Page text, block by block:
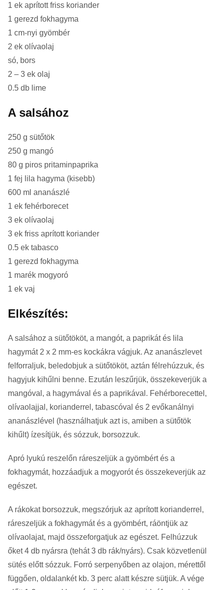
1 ek aprított friss koriander
1 gerezd fokhagyma
1 cm-nyi gyömbér
2 ek olívaolaj
só, bors
2 – 3 ek olaj
0.5 db lime
A salsához
250 g sütőtök
250 g mangó
80 g piros pritaminpaprika
1 fej lila hagyma (kisebb)
600 ml ananászlé
1 ek fehérborecet
3 ek olívaolaj
3 ek friss aprított koriander
0.5 ek tabasco
1 gerezd fokhagyma
1 marék mogyoró
1 ek vaj
Elkészítés:
A salsához a sütőtököt, a mangót, a paprikát és lila
hagymát 2 x 2 mm-es kockákra vágjuk. Az ananászlevet
felforraljuk, beledobjuk a sütőtököt, aztán félrehúzzuk, és
hagyjuk kihűlni benne. Ezután leszűrjük, összekeverjük a
mangóval, a hagymával és a paprikával. Fehérborecettel,
olívaolajjal, korianderrel, tabascóval és 2 evőkanálnyi
ananászlével (használhatjuk azt is, amiben a sütőtök
kihűlt) ízesítjük, és sózzuk, borsozzuk.
Apró lyukú reszelőn ráreszeljük a gyömbért és a
fokhagymát, hozzáadjuk a mogyorót és összekeverjük az
egészet.
A rákokat borsozzuk, megszórjuk az aprított korianderrel,
ráreszeljük a fokhagymát és a gyömbért, ráöntjük az
olívaolajat, majd összeforgatjuk az egészet. Felhúzzuk
őket 4 db nyársra (tehát 3 db rák/nyárs). Csak közvetlenül
sütés előtt sózzuk. Forró serpenyőben az olajon, mérettől
függően, oldalankét kb. 3 perc alatt készre sütjük. A vége